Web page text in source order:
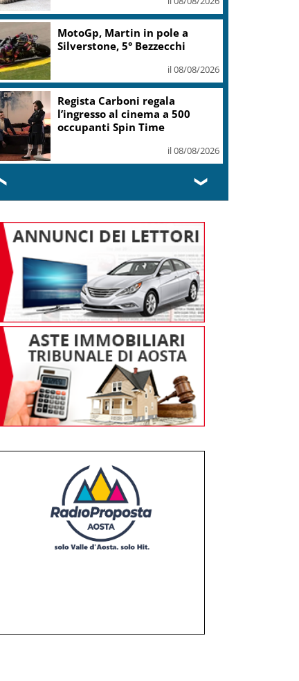
In 25.000 ballano alla Olbia
Arena, al via il Jova Summer
il 08/08/2026
Librandi premiata da
Legambiente per l’impegno
il 08/08/2026